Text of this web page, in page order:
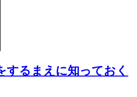
するまえに知っておく